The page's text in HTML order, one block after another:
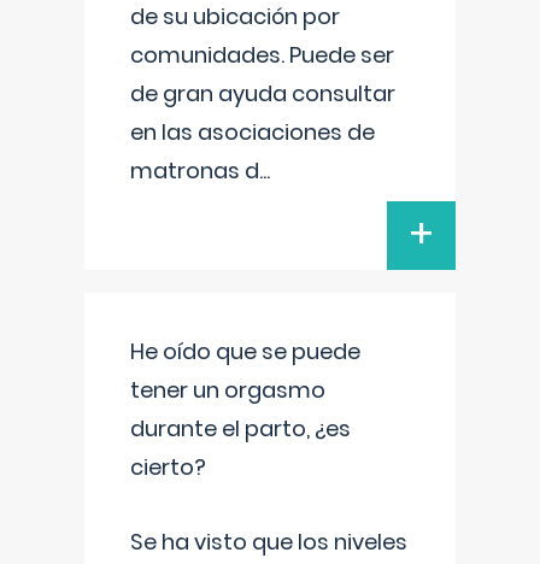
de su ubicación por
comunidades. Puede ser
de gran ayuda consultar
en las asociaciones de
matronas d...
+
He oído que se puede
tener un orgasmo
durante el parto, ¿es
cierto?
Se ha visto que los niveles